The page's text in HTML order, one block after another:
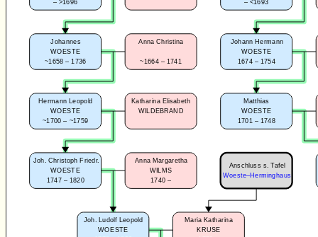
Matthias
WOESTE
1701 – 1748
Johann Hermann
WOESTE
1674 – 1754
– <1693
– >1696
Johannes
WOESTE
~1658 – 1736
Anna Christina
~1664 – 1741
Hermann Leopold
WOESTE
~1700 – ~1759
Katharina Elisabeth
WILDEBRAND
Joh. Christoph Friedr.
WOESTE
1747 – 1820
Anna Margaretha
WILMS
1740 –
Joh. Ludolf Leopold
WOESTE
Maria Katharina
KRUSE
Anschluss s. Tafel
Woeste–Herminghaus